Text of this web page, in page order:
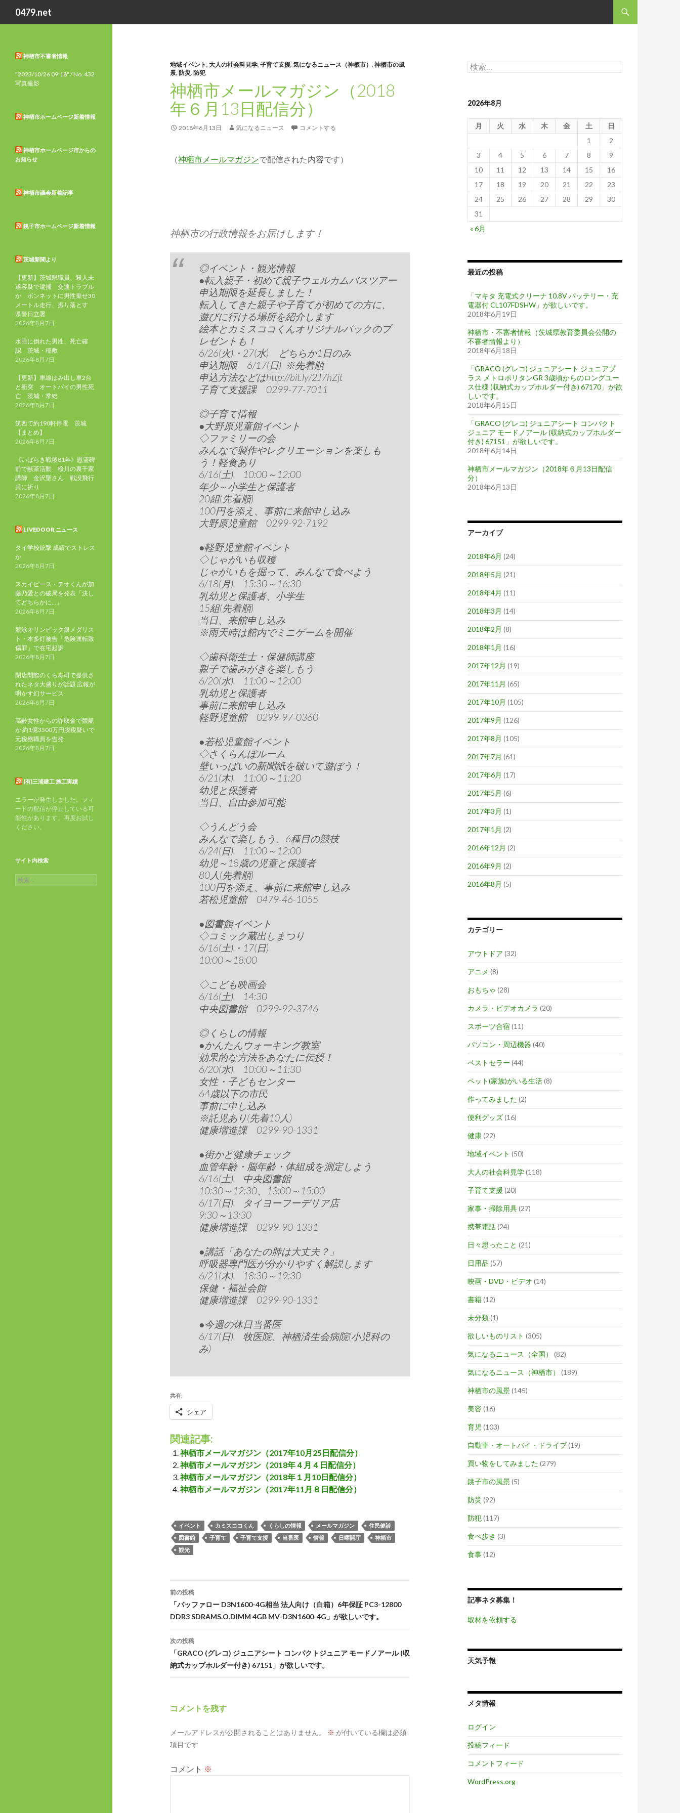
0479.net
地域イベント, 大人の社会科見学, 子育て支援, 気になるニュース（神栖市） , 神栖市の風
景, 防災, 防犯
神栖市メールマガジン（2018
年６月13日配信分）
2018年6月13日 気になるニュース コメントする
（神栖市メールマガジンで配信された内容です）
神栖市の行政情報をお届けします！
◎イベント・観光情報
●転入親子・初めて親子ウェルカムバスツアー
申込期限を延長しました！
転入してきた親子や子育てが初めての方に、
遊びに行ける場所を紹介します
絵本とカミスココくんオリジナルバックのプ
レゼントも！
6/26(火)・27(水) どちらか1日のみ
申込期限 6/17(日) ※先着順
申込方法などはhttp://bit.ly/2J7hZjt
子育て支援課 0299-77-7011
◎子育て情報
●大野原児童館イベント
◇ファミリーの会
みんなで製作やレクリエーションを楽しも
う！軽食あり
6/16(土) 10:00～12:00
年少～小学生と保護者
20組(先着順)
100円を添え、事前に来館申し込み
大野原児童館 0299-92-7192
●軽野児童館イベント
◇じゃがいも収穫
じゃがいもを掘って、みんなで食べよう
6/18(月) 15:30～16:30
乳幼児と保護者、小学生
15組(先着順)
当日、来館申し込み
※雨天時は館内でミニゲームを開催
◇歯科衛生士・保健師講座
親子で歯みがきを楽しもう
6/20(水) 11:00～12:00
乳幼児と保護者
事前に来館申し込み
軽野児童館 0299-97-0360
●若松児童館イベント
◇さくらんぼルーム
壁いっぱいの新聞紙を破いて遊ぼう！
6/21(木) 11:00～11:20
幼児と保護者
当日、自由参加可能
◇うんどう会
みんなで楽しもう、6種目の競技
6/24(日) 11:00～12:00
幼児～18歳の児童と保護者
80人(先着順)
100円を添え、事前に来館申し込み
若松児童館 0479-46-1055
●図書館イベント
◇コミック蔵出しまつり
6/16(土)・17(日)
10:00～18:00
◇こども映画会
6/16(土) 14:30
中央図書館 0299-92-3746
◎くらしの情報
●かんたんウォーキング教室
効果的な方法をあなたに伝授！
6/20(水) 10:00～11:30
女性・子どもセンター
64歳以下の市民
事前に申し込み
※託児あり(先着10人)
健康増進課 0299-90-1331
●街かど健康チェック
血管年齢・脳年齢・体組成を測定しよう
6/16(土) 中央図書館
10:30～12:30、13:00～15:00
6/17(日) タイヨーフーデリア店
9:30～13:30
健康増進課 0299-90-1331
●講話「あなたの肺は大丈夫？」
呼吸器専門医が分かりやすく解説します
6/21(木) 18:30～19:30
保健・福祉会館
健康増進課 0299-90-1331
●今週の休日当番医
6/17(日) 牧医院、神栖済生会病院(小児科の
み)
共有:
シェア
関連記事:
神栖市メールマガジン（2017年10月25日配信分）
神栖市メールマガジン（2018年４月４日配信分）
神栖市メールマガジン（2018年１月10日配信分）
神栖市メールマガジン（2017年11月８日配信分）
イベント カミスココくん くらしの情報 メールマガジン
住民健診
図書館
子育て 子育て支援 当番医 情報 日曜開庁
神栖市
観光
投
稿
ナ
ビ
ゲ
ー
ョ
ン
前の投稿
「バッファロー D3N1600-4G相当 法人向け（白箱）6年保証 PC3-12800
DDR3 SDRAMS.O.DIMM 4GB MV-D3N1600-4G」が欲しいです。
次の投稿
「GRACO (グレコ) ジュニアシート コンパクトジュニア モードノアール (収
納式カップホルダー付き) 67151」が欲しいです。
コメントを残す
メールアドレスが公開されることはありません。 ※ が付いている欄は必須
項目です
コメント ※
検
索:
2026年8月
月 火 水 木 金 土
日
1
2
3
4 5 6 7 8
9
10
11 12 13 14 15
16
17
18 19 20 21 22
23
24
25 26 27 28 29
30
31
« 6月
最近の投稿
「マキタ 充電式クリーナ 10.8V バッテリー・充
電器付 CL107FDSHW」が欲しいです。
2018年6月19日
神栖市・不審者情報（茨城県教育委員会公開の
不審者情報より）
2018年6月18日
「GRACO (グレコ) ジュニアシート ジュニアプ
ラス メトロポリタンGR 3歳頃からのロングユー
ス仕様 (収納式カップホルダー付き) 67170」が欲
しいです。
2018年6月15日
「GRACO (グレコ) ジュニアシート コンパクト
ジュニア モードノアール (収納式カップホルダー
付き) 67151」が欲しいです。
2018年6月14日
神栖市メールマガジン（2018年６月13日配信
分）
2018年6月13日
アーカイブ
2018年6月 (24)
2018年5月 (21)
2018年4月 (11)
2018年3月 (14)
2018年2月 (8)
2018年1月 (16)
2017年12月 (19)
2017年11月 (65)
2017年10月 (105)
2017年9月 (126)
2017年8月 (105)
2017年7月 (61)
2017年6月 (17)
2017年5月 (6)
2017年3月 (1)
2017年1月 (2)
2016年12月 (2)
2016年9月 (2)
2016年8月 (5)
カテゴリー
アウトドア (32)
アニメ (8)
おもちゃ (28)
カメラ・ビデオカメラ (20)
スポーツ合宿(11)
パソコン・周辺機器 (40)
ベストセラー (44)
ペット(家族)がいる生活(8)
作ってみました (2)
便利グッズ(16)
健康(22)
地域イベント (50)
大人の社会科見学(118)
子育て支援 (20)
家事・掃除用具(27)
携帯電話(24)
日々思ったこと (21)
日用品 (57)
映画・DVD・ビデオ (14)
書籍(12)
未分類(1)
欲しいものリスト (305)
気になるニュース（全国） (82)
気になるニュース（神栖市） (189)
神栖市の風景(145)
美容 (16)
育児 (103)
自動車・オートバイ・ドライブ(19)
買い物をしてみました (279)
銚子市の風景(5)
防災 (92)
防犯(117)
食べ歩き (3)
食事(12)
記事ネタ募集！
取材を依頼する
天気予報
メタ情報
ログイン
投稿フィード
コメントフィード
WordPress.org
神栖市不審者情報
"2023/10/26 09:18" / No. 432
写真撮影
神栖市ホームページ新着情報
神栖市ホームページ市からの
お知らせ
神栖市議会新着記事
銚子市ホームページ新着情報
茨城新聞より
【更新】茨城県職員、殺人未
遂容疑で逮捕 交通トラブル
か ボンネットに男性乗せ30
メートル走行、振り落とす
県警日立署
2026年8月7日
水田に倒れた男性、死亡確
認 茨城・稲敷
2026年8月7日
【更新】車線はみ出し車2台
と衝突 オートバイの男性死
亡 茨城・常総
2026年8月7日
筑西で約190軒停電 茨城
【まとめ】
2026年8月7日
《いばらき戦後81年》慰霊碑
前で献茶活動 桜川の裏千家
講師 金沢聖さん 戦没飛行
兵に祈り
2026年8月7日
LIVEDOOR ニュース
タイ学校銃撃 成績でストレス
か
2026年8月7日
スカイピース・テオくんが加
藤乃愛との破局を発表「決し
てどちらかに…」
2026年8月7日
競泳オリンピック銀メダリス
ト・本多灯被告「危険運転致
傷罪」で在宅起訴
2026年8月7日
閉店間際のくら寿司で提供さ
れたネタ大盛りが話題 広報が
明かす幻サービス
2026年8月7日
高齢女性からの詐取金で競艇
か 約1億3500万円脱税疑いで
元税務職員を告発
2026年8月7日
(有)三浦建工 施工実績
エラーが発生しました。フィ
ードの配信が停止している可
能性があります。再度お試し
ください。
サイト内検索
検
索: